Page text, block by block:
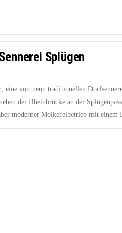
Splügen
eine von neun traditionellen
der Rheinbrücke an der
moderner Molkereibetrieb mit einem